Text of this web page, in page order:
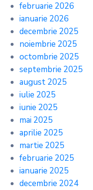
februarie 2026
ianuarie 2026
decembrie 2025
noiembrie 2025
octombrie 2025
septembrie 2025
august 2025
iulie 2025
iunie 2025
mai 2025
aprilie 2025
martie 2025
februarie 2025
ianuarie 2025
decembrie 2024